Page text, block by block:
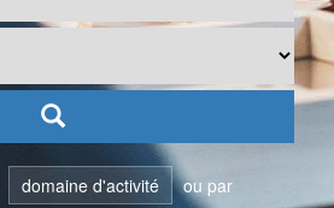
domaine d'activité
ou par